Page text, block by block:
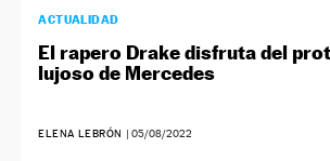
ACTUALIDAD
El rapero Drake disfruta del
lujoso de Mercedes
ELENA LEBRÓN | 05/08/2022